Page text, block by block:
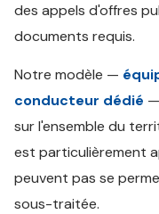
des appels d'offres
documents requis.
Notre modèle —
conducteur dédié
sur l'ensemble du
est particulièrement
peuvent pas se
sous-traitée.